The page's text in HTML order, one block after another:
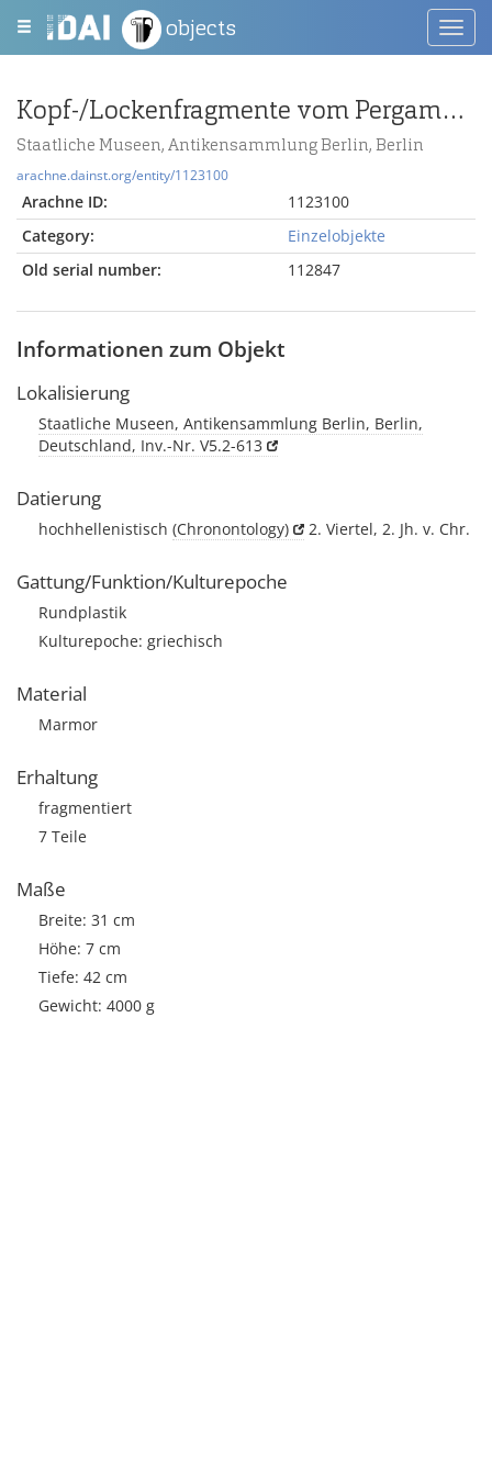
objects
Kopf-/Lockenfragmente vom Pergamonaltar (Rundplastik oder Relief); Berlin:Tierskulptur, Fragmente
Staatliche Museen, Antikensammlung Berlin, Berlin
arachne.dainst.org/entity/1123100
Arachne ID:
1123100
Category:
Einzelobjekte
Old serial number:
112847
Informationen zum Objekt
Lokalisierung
Staatliche Museen, Antikensammlung Berlin, Berlin,
Deutschland, Inv.-Nr. V5.2-613
Datierung
hochhellenistisch (Chronontology) 2. Viertel, 2. Jh. v. Chr.
Gattung/Funktion/Kulturepoche
Rundplastik
Kulturepoche: griechisch
Material
Marmor
Erhaltung
fragmentiert
7 Teile
Maße
Breite: 31 cm
Höhe: 7 cm
Tiefe: 42 cm
Gewicht: 4000 g